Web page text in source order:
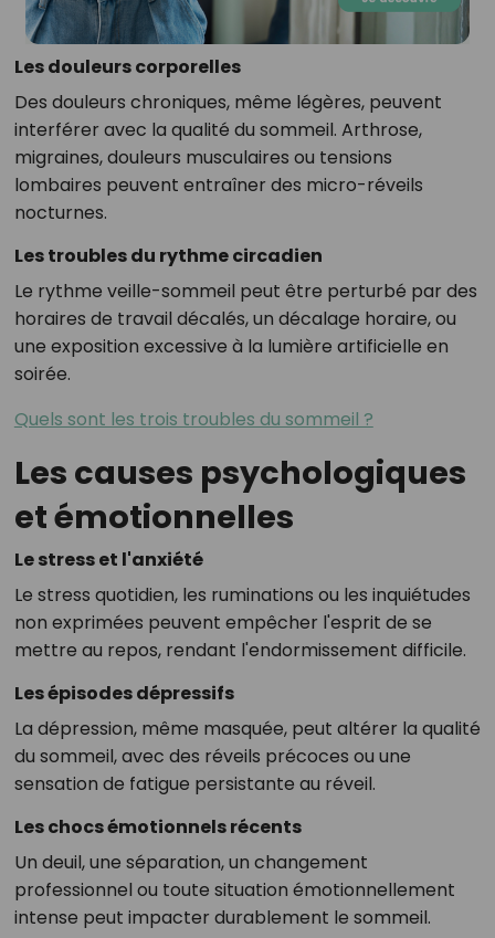
Les douleurs corporelles
Des douleurs chroniques, même légères, peuvent
interférer avec la qualité du sommeil. Arthrose,
migraines, douleurs musculaires ou tensions
lombaires peuvent entraîner des micro-réveils
nocturnes.
Les troubles du rythme circadien
Le rythme veille-sommeil peut être perturbé par des
horaires de travail décalés, un décalage horaire, ou
une exposition excessive à la lumière artificielle en
soirée.
Quels sont les trois troubles du sommeil ?
Les causes psychologiques
et émotionnelles
Le stress et l'anxiété
Le stress quotidien, les ruminations ou les inquiétudes
non exprimées peuvent empêcher l'esprit de se
mettre au repos, rendant l'endormissement difficile.
Les épisodes dépressifs
La dépression, même masquée, peut altérer la qualité
du sommeil, avec des réveils précoces ou une
sensation de fatigue persistante au réveil.
Les chocs émotionnels récents
Un deuil, une séparation, un changement
professionnel ou toute situation émotionnellement
intense peut impacter durablement le sommeil.